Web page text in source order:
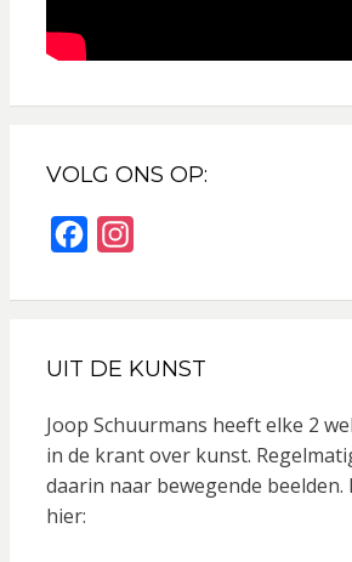
VOLG ONS OP:
c
b
o
o
k
s
a
g
r
a
UIT DE KUNST
Joop Schuurmans heeft elke 2
in de krant over kunst.
daarin naar bewegende beelden.
hier: